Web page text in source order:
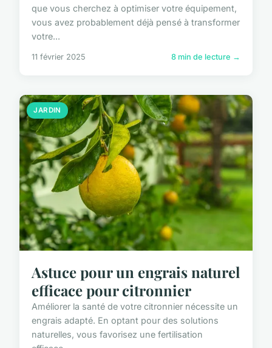
que vous cherchez à optimiser votre équipement,
vous avez probablement déjà pensé à transformer
votre...
11 février 2025 8 min de lecture →
JARDIN
Astuce pour un engrais naturel
efficace pour citronnier
Améliorer la santé de votre citronnier nécessite un
engrais adapté. En optant pour des solutions
naturelles, vous favorisez une fertilisation